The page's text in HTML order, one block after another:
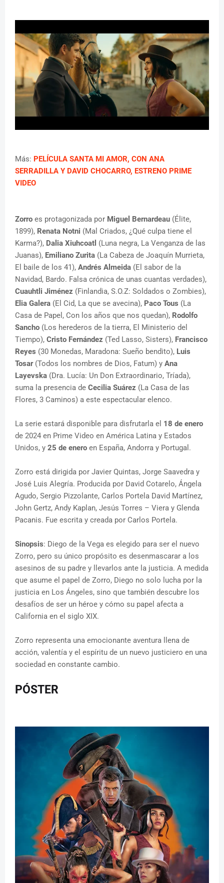
Más: PELÍCULA SANTA MI AMOR, CON ANA
SERRADILLA Y DAVID CHOCARRO, ESTRENO PRIME
VIDEO
Zorro es protagonizada por Miguel Bernardeau (Élite,
1899), Renata Notni (Mal Criados, ¿Qué culpa tiene el
Karma?), Dalia Xiuhcoatl (Luna negra, La Venganza de las
Juanas), Emiliano Zurita (La Cabeza de Joaquín Murrieta,
El baile de los 41), Andrés Almeida (El sabor de la
Navidad, Bardo. Falsa crónica de unas cuantas verdades),
Cuauhtli Jiménez (Finlandia, S.O.Z: Soldados o Zombies),
Elia Galera (El Cid, La que se avecina), Paco Tous (La
Casa de Papel, Con los años que nos quedan), Rodolfo
Sancho (Los herederos de la tierra, El Ministerio del
Tiempo), Cristo Fernández (Ted Lasso, Sisters), Francisco
Reyes (30 Monedas, Maradona: Sueño bendito), Luis
Tosar(Todos los nombres de Dios, Fatum) y Ana
Layevska (Dra. Lucía: Un Don Extraordinario, Tríada),
suma la presencia de Cecilia Suárez (La Casa de las
Flores, 3 Caminos) a este espectacular elenco.
La serie estará disponible para disfrutarla el 18 de enero
de 2024 en Prime Video en América Latina y Estados
Unidos, y 25 de enero en España, Andorra y Portugal.
Zorro está dirigida por Javier Quintas, Jorge Saavedra y
José Luis Alegría. Producida por David Cotarelo, Ángela
Agudo, Sergio Pizzolante, Carlos Portela David Martínez,
John Gertz, Andy Kaplan, Jesús Torres – Viera y Glenda
Pacanis. Fue escrita y creada por Carlos Portela.
Sinopsis: Diego de la Vega es elegido para ser el nuevo
Zorro, pero su único propósito es desenmascarar a los
asesinos de su padre y llevarlos ante la justicia. A medida
que asume el papel de Zorro, Diego no solo lucha por la
justicia en Los Ángeles, sino que también descubre los
desafíos de ser un héroe y cómo su papel afecta a
California en el siglo XIX.
Zorro representa una emocionante aventura llena de
acción, valentía y el espíritu de un nuevo justiciero en una
sociedad en constante cambio.
PÓSTER